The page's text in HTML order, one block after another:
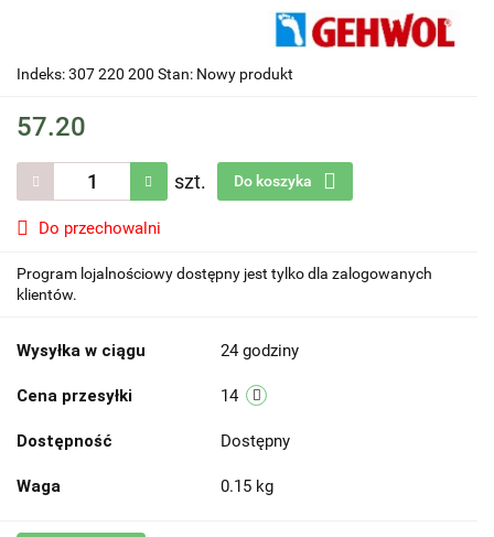
Indeks: 307 220 200 Stan: Nowy produkt
57.20
szt. Do koszyka
Do przechowalni
Program lojalnościowy dostępny jest tylko dla zalogowanych
klientów.
Wysyłka w ciągu 24 godziny
Cena przesyłki 14
Dostępność Dostępny
Waga 0.15 kg